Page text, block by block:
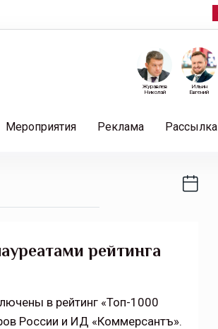
Ильин
Евгений
Журавлев
Николай
Мероприятия Реклама Рассылка
рейтинга
в рейтинг «Топ-1000
России и ИД «Коммерсантъ».